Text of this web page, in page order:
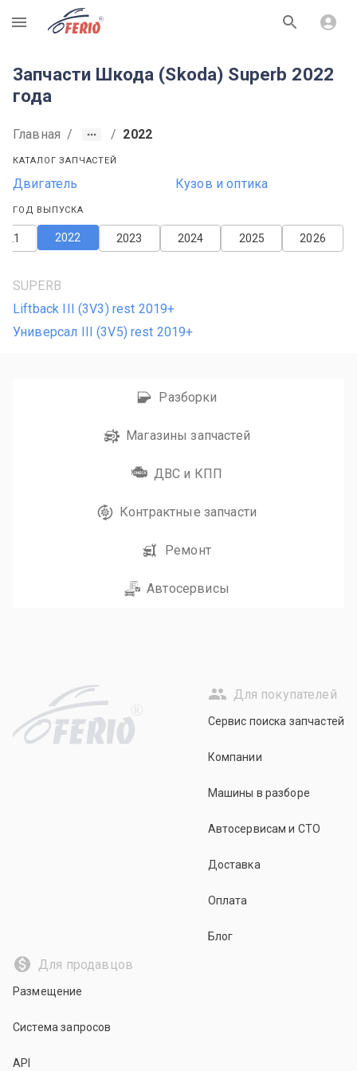
R
Запчасти Шкода (Skoda) Superb 2022
года
Главная / / 2022
КАТАЛОГ ЗАПЧАСТЕЙ
Двигатель Кузов и оптика
ГОД ВЫПУСКА
2026
2025
2024
2023
2022
SUPERB
Liftback III (3V3) rest 2019+
Универсал III (3V5) rest 2019+
Разборки
Магазины запчастей
ДВС и КПП
Контрактные запчасти
Ремонт
Автосервисы
R
Для покупателей
Сервис поиска запчастей
Компании
Машины в разборе
Автосервисам и СТО
Доставка
Оплата
Блог
Для продавцов
Размещение
Система запросов
API